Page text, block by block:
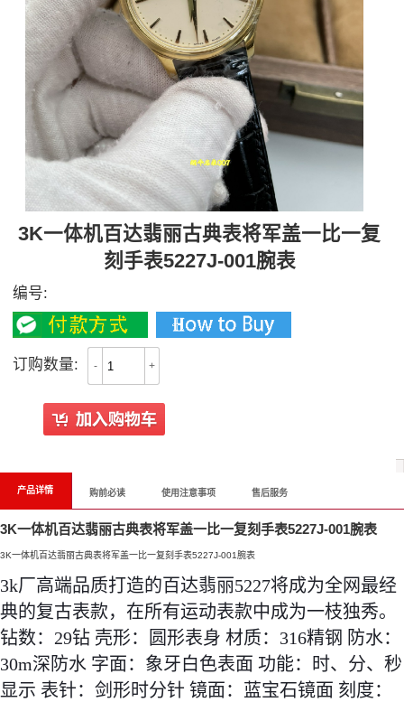
3K一体机百达翡丽古典表将军盖一比一复
刻手表5227J-001腕表
编号:
订购数量: - +
产品详情 购前必读 使用注意事项 售后服务
3K一体机百达翡丽古典表将军盖一比一复刻手表5227J-001腕表
3K一体机百达翡丽古典表将军盖一比一复刻手表5227J-001腕表
3k厂高端品质打造的百达翡丽5227将成为全网最经
典的复古表款，在所有运动表款中成为一枝独秀。
钻数：29钻 壳形：圆形表身 材质：316精钢 防水：
30m深防水 字面：象牙白色表面 功能：时、分、秒
显示 表针：剑形时分针 镜面：蓝宝石镜面 刻度：